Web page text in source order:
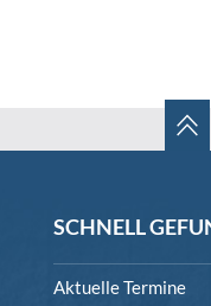
SCHNELL
Aktuelle Termine